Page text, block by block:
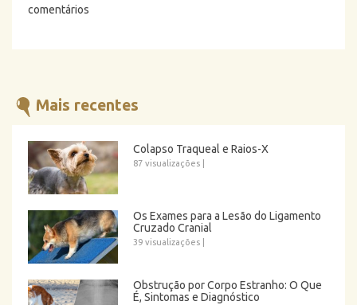
comentários
Mais recentes
Colapso Traqueal e Raios-X
87 visualizações
Os Exames para a Lesão do Ligamento
Cruzado Cranial
39 visualizações
Obstrução por Corpo Estranho: O Que
É, Sintomas e Diagnóstico